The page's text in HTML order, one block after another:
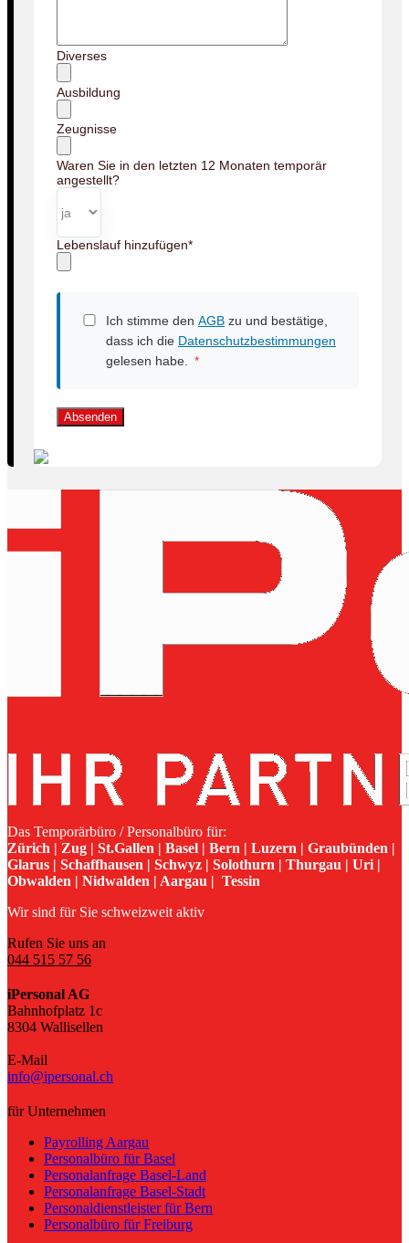
Diverses
Ausbildung
Zeugnisse
Waren Sie in den letzten 12 Monaten temporär
angestellt?
Lebenslauf hinzufügen*
Ich stimme den AGB zu und bestätige,
dass ich die Datenschutzbestimmungen
gelesen habe. *
Absenden
Das Temporärbüro / Personalbüro für:
Zürich | Zug | St.Gallen | Basel | Bern | Luzern | Graubünden |
Glarus | Schaffhausen | Schwyz | Solothurn | Thurgau | Uri |
Obwalden | Nidwalden | Aargau | Tessin
Wir sind für Sie schweizweit aktiv
Rufen Sie uns an
044 515 57 56
iPersonal AG
Bahnhofplatz 1c
8304 Wallisellen
E-Mail
info@ipersonal.ch
für Unternehmen
Payrolling Aargau
Personalbüro für Basel
Personalanfrage Basel-Land
Personalanfrage Basel-Stadt
Personaldienstleister für Bern
Personalbüro für Freiburg